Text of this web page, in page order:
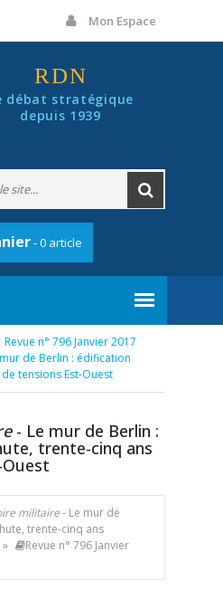
Mon Espace
RDN
débat stratégique
depuis 1939
- 0 article
Revue n° 796 Janvier 2017
de Berlin : édification
tensions Est-Ouest
- Le mur de Berlin :
trente-cinq ans
militaire- Le mur de
trente-cinq ans
Revue n° 796 Janvier